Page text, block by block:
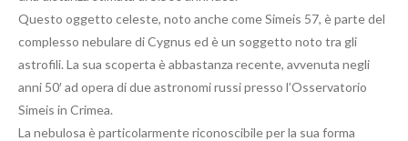
Questo oggetto celeste, noto anche come Simeis 57, è parte del
complesso nebulare di Cygnus ed è un soggetto noto tra gli
astrofili. La sua scoperta è abbastanza recente, avvenuta negli
anni 50′ ad opera di due astronomi russi presso l’Osservatorio
Simeis in Crimea.
La nebulosa è particolarmente riconoscibile per la sua forma